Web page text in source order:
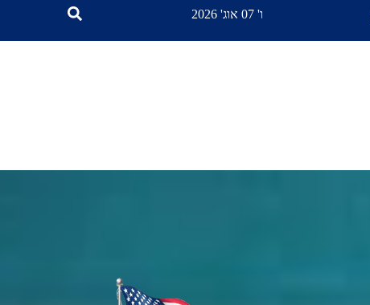
ו' 07 אוג' 2026